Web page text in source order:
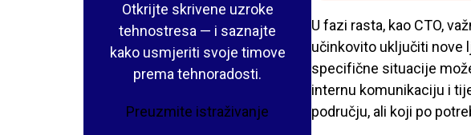
Otkrijte skrivene uzroke
tehnostresa — i saznajte
kako usmjeriti svoje timove
prema tehnoradosti.
Preuzmite istraživanje
U fazi rasta, kao CTO,
učinkovito uključiti nove
specifične situacije
internu komunikaciju i
području, ali koji po